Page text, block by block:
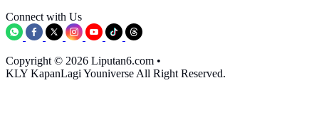
Connect with Us
Copyright © 2026 Liputan6.com •
KLY KapanLagi Youniverse All Right Reserved.